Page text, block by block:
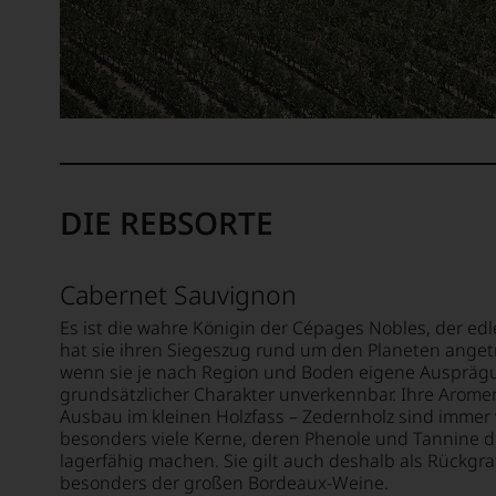
WIR
WEINE
des
aber
sollte.
war
seine
100
rasch
neben
dem
bis
dahin
20
einen
mit
den
des
den
der
sich
den
DIE REBSORTE
Cabernet Sauvignon
Es ist die wahre Königin der Cépages Nobles, der
hat sie ihren Siegeszug rund um den Planeten
wenn sie je nach Region und Boden eigene
grundsätzlicher Charakter unverkennbar. Ihre
Ausbau im kleinen Holzfass – Zedernholz sind
besonders viele Kerne, deren Phenole und Tannine
lagerfähig machen. Sie gilt auch deshalb als
besonders der großen Bordeaux-Weine.